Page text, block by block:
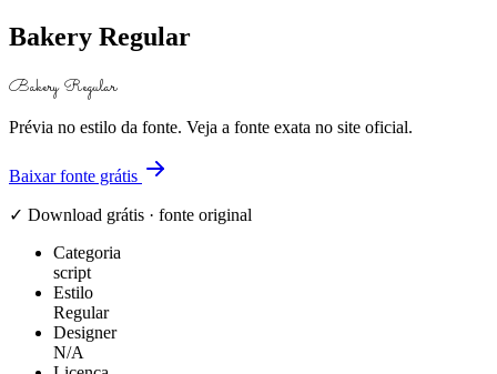
Bakery Regular
Bakery Regular
Prévia no estilo da fonte. Veja a fonte exata no site oficial.
Baixar fonte grátis
✓ Download grátis · fonte original
Categoria
script
Estilo
Regular
Designer
N/A